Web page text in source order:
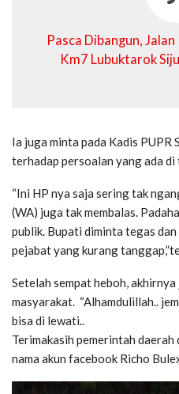
Pasca Dibangun,
Km7 Lubuktarok
Ia juga minta pada Kadis
terhadap persoalan yang ada di
“Ini HP nya saja sering tak
(WA) juga tak membalas.
publik. Bupati diminta tegas
pejabat yang kurang
Setelah sempat heboh,
masyarakat. “Alhamdulillah..
bisa di lewati..
Terimakasih pemerintah daerah
nama akun facebook Richo